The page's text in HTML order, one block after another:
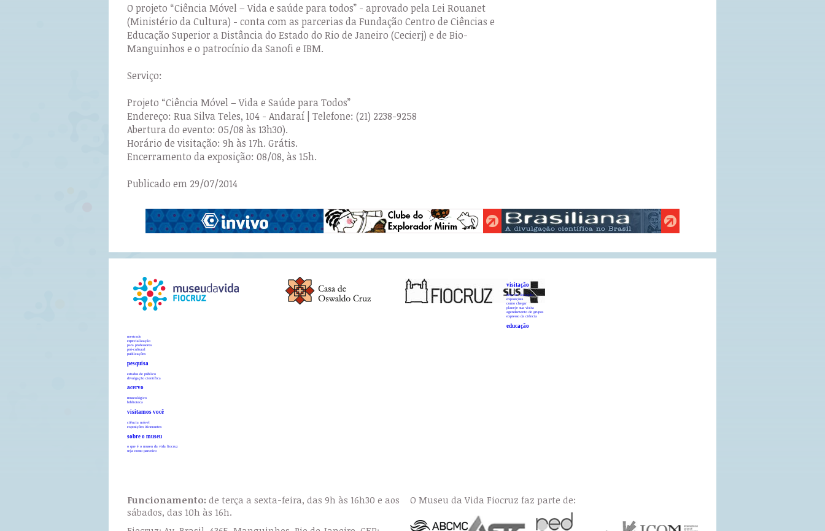
O projeto “Ciência Móvel – Vida e saúde para todos” - aprovado pela Lei Rouanet
(Ministério da Cultura) - conta com as parcerias da Fundação Centro de Ciências e
Educação Superior a Distância do Estado do Rio de Janeiro (Cecierj) e de Bio-
Manguinhos e o patrocínio da Sanofi e IBM.
Serviço:
Projeto “Ciência Móvel – Vida e Saúde para Todos”
Endereço: Rua Silva Teles, 104 - Andaraí | Telefone: (21) 2238-9258
Abertura do evento: 05/08 às 13h30).
Horário de visitação: 9h às 17h. Grátis.
Encerramento da exposição: 08/08, às 15h.
Publicado em 29/07/2014
visitação
área de visitação
exposições
como chegar
planeje sua visita
agendamento de grupos
expresso da ciência
educação
mestrado
especialização
para professores
pró-cultural
publicações
pesquisa
estudos de público
divulgação científica
acervo
museológico
biblioteca
visitamos você
ciência móvel
exposições itinerantes
sobre o museu
o que é o museu da vida fiocruz
seja nosso parceiro
Funcionamento: de terça a sexta-feira, das 9h às 16h30 e aos
sábados, das 10h às 16h.
O Museu da Vida Fiocruz faz parte de: